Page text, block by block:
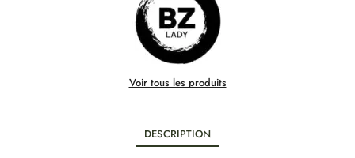
Voir tous les produits
DESCRIPTION